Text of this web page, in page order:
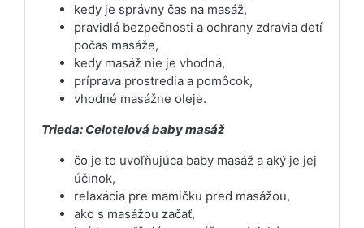
kedy je správny čas na masáž,
pravidlá bezpečnosti a ochrany zdravia detí
počas masáže,
kedy masáž nie je vhodná,
príprava prostredia a pomôcok,
vhodné masážne oleje.
Trieda: Celotelová baby masáž
čo je to uvoľňujúca baby masáž a aký je jej
účinok,
relaxácia pre mamičku pred masážou,
ako s masážou začať,